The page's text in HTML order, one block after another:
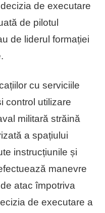
de executare
de pilotul
de liderul formației
cu serviciile
control utilizare
militară străină
a spațiului
instrucțiunile și
manevre
atac împotriva
de executare a